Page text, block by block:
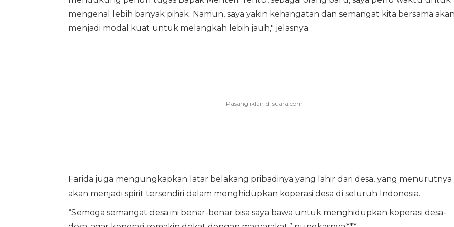
mengenal lebih banyak pihak. Namun, saya yakin kehangatan dan semangat kita bersama
menjadi modal kuat untuk melangkah lebih jauh," jelasnya.
Farida juga mengungkapkan latar belakang pribadinya yang lahir dari desa, yang menurutnya
akan menjadi spirit tersendiri dalam menghidupkan koperasi desa di seluruh Indonesia.
“Semoga semangat desa ini benar-benar bisa saya bawa untuk menghidupkan koperasi desa-